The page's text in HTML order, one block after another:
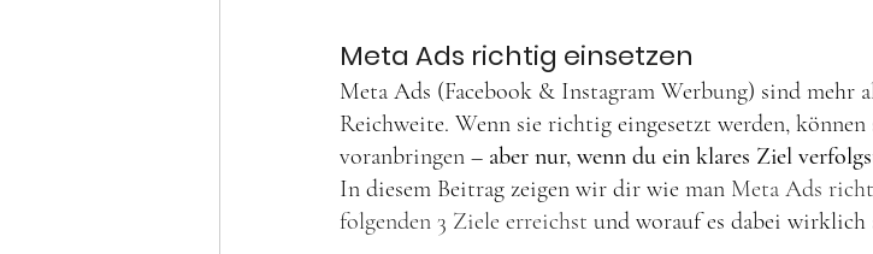
Meta Ads richtig einsetzen
Meta Ads (Facebook & Instagram Werbung) sind mehr
Reichweite. Wenn sie richtig eingesetzt werden, können
voranbringen – aber nur, wenn du ein klares Ziel
In diesem Beitrag zeigen wir dir wie man Meta Ads
folgenden 3 Ziele erreichst und worauf es dabei wirklich